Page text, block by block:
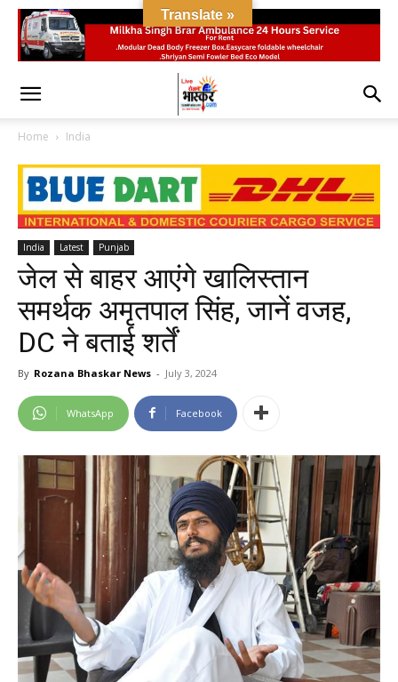
Home India
India Latest Punjab
जेल से बाहर आएंगे खालिस्तान
समर्थक अमृतपाल सिंह, जानें वजह,
DC ने बताई शर्तें
By Rozana Bhaskar News - July 3, 2024
WhatsApp Facebook
Translate »